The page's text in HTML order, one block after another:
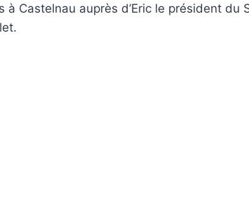
Castelnau auprès d’Eric le président du